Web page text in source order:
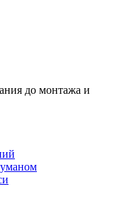
до монтажа и